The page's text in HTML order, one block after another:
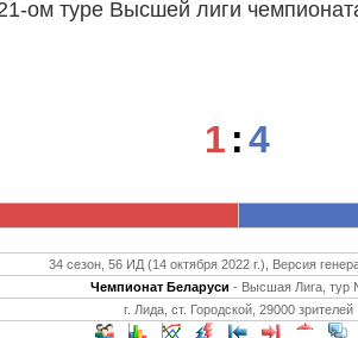
ом туре Высшей лиги
1 :4
34 сезон, 56 ИД (14 октября 2022 г.), Версия
Чемпионат Беларуси - Высшая Лига, тур
г. Лида, ст. Городской, 29000 зрителей